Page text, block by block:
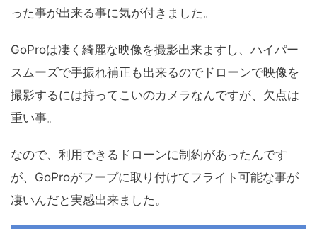
った事が出来る事に気が付きました。
GoProは凄く綺麗な映像を撮影出来ますし、ハイパー
スムーズで手振れ補正も出来るのでドローンで映像を
撮影するには持ってこいのカメラなんですが、欠点は
重い事。
なので、利用できるドローンに制約があったんです
が、GoProがフープに取り付けてフライト可能な事が
凄いんだと実感出来ました。